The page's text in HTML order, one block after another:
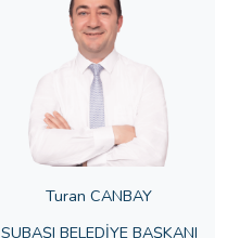
Turan CANBAY
SUBAŞI BELEDİYE BAŞKANI